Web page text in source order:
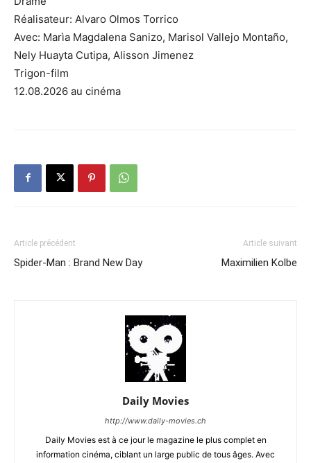
Réalisateur: Alvaro Olmos Torrico
Avec: Marìa Magdalena Sanizo, Marisol Vallejo Montaño,
Nely Huayta Cutipa, Alisson Jimenez
Trigon-film
12.08.2026 au cinéma
Article précédent
Spider-Man : Brand New Day
Article suivant
Maximilien Kolbe
Daily Movies
http://www.daily-movies.ch
Daily Movies est à ce jour le magazine le plus complet en
information cinéma, ciblant un large public de tous âges. Avec